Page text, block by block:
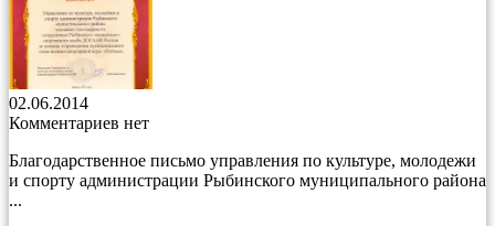
02.06.2014
Комментариев нет
Благодарственное письмо управления по культуре, молодежи
и спорту администрации Рыбинского муниципального района
...